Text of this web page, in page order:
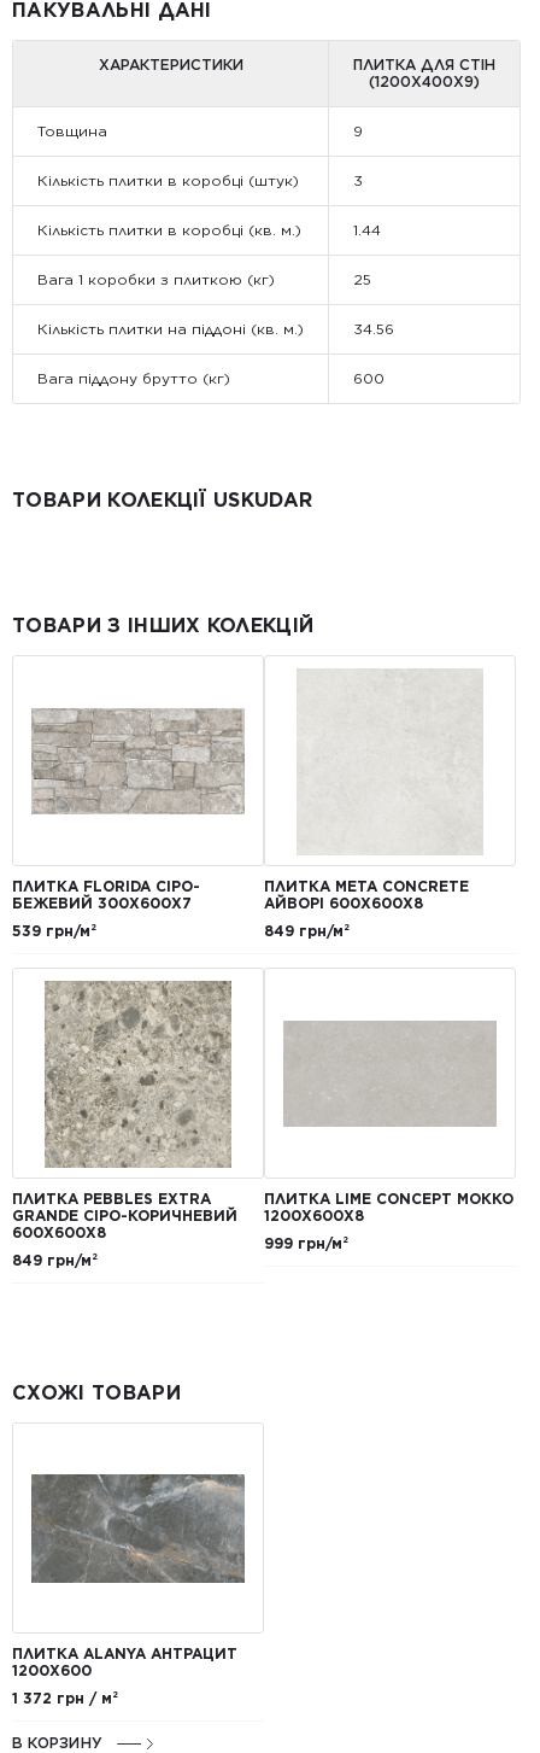
ПАКУВАЛЬНІ ДАНІ
ХАРАКТЕРИСТИКИ
ПЛИТКА ДЛЯ СТІН
(1200Х400Х9)
Товщина 9
Кількість плитки в коробці (штук) 3
Кількість плитки в коробці (кв. м.) 1.44
Вага 1 коробки з плиткою (кг) 25
Кількість плитки на піддоні (кв. м.) 34.56
Вага піддону брутто (кг) 600
ТОВАРИ КОЛЕКЦІЇ USKUDAR
ТОВАРИ З ІНШИХ КОЛЕКЦІЙ
ПЛИТКА FLORIDA СІРО-
БЕЖЕВИЙ 300Х600Х7
539 грн/м²
ПЛИТКА META CONCRETE
АЙВОРІ 600Х600Х8
849 грн/м²
ПЛИТКА PEBBLES EXTRA
GRANDE СІРО-КОРИЧНЕВИЙ
600Х600Х8
849 грн/м²
ПЛИТКА LIME CONCEPT МОККО
1200Х600Х8
999 грн/м²
СХОЖІ ТОВАРИ
ПЛИТКА ALANYA АНТРАЦИТ
1200Х600
1 372 грн / м²
В КОРЗИНУ